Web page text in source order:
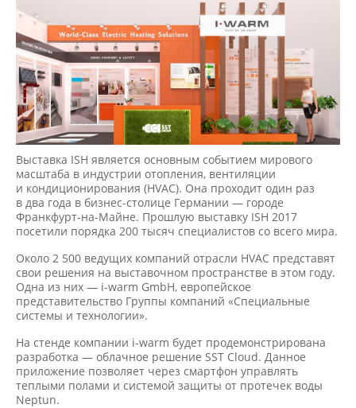
Выставка ISH является основным событием мирового
масштаба в индустрии отопления, вентиляции
и кондиционирования (HVAC). Она проходит один раз
в два года в бизнес-столице Германии — городе
Франкфурт-на-Майне. Прошлую выставку ISH 2017
посетили порядка 200 тысяч специалистов со всего мира.
Около 2 500 ведущих компаний отрасли HVAC представят
свои решения на выставочном пространстве в этом году.
Одна из них — i-warm GmbH, европейское
представительство Группы компаний «Специальные
системы и технологии».
На стенде компании i-warm будет продемонстрирована
разработка — облачное решение SST Cloud. Данное
приложение позволяет через смартфон управлять
теплыми полами и системой защиты от протечек воды
Neptun.